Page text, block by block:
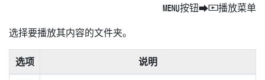
G按钮UD播放菜单
选择要播放其内容的文件夹。
选项 说明